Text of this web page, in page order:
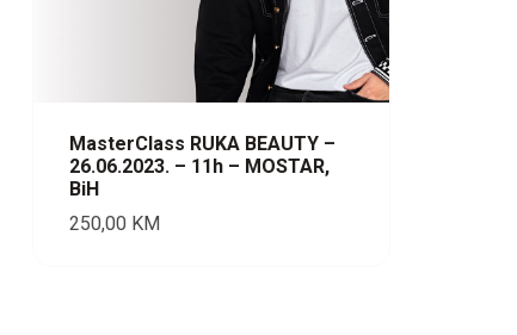
MasterClass RUKA BEAUTY –
26.06.2023. – 11h – MOSTAR,
BiH
250,00 KM